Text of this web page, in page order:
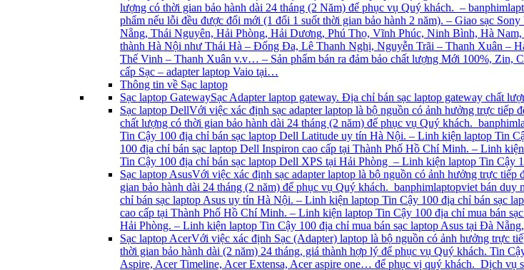
lượng có thời gian bảo hành dài 24 tháng (2 Năm) để phục vụ Quý khách. –
phẩm nếu lỗi đều được đổi mới (1 đổi 1 suốt thời gian bảo hành 2 năm). – Giao sạc
Nẵng, Thái Nguyên, Hải Phòng, Hải Dương, Phú Thọ, Vĩnh Phúc, Ninh Bình, Hà
thành Hà Nội như Thái Hà – Đống Đa, Lê Thanh Nghị, Nguyễn Trãi – Thanh Xuân –
Thế Vinh – Thanh Xuân v.v… – Sản phẩm bán ra đảm bảo chất lượng Mới 100%, Zin,
cấp Sạc – adapter laptop Vaio tại…
Thông tin về Sạc laptop
Sạc laptop GatewaySạc Adapter laptop gateway. Địa chỉ bán sạc laptop gateway chất
Sạc laptop DellVới việc xác định sạc adapter laptop là bộ nguồn có ảnh hưởng trực
chất lượng có thời gian bảo hành dài 24 tháng (2 năm) để phục vụ Quý khách.
Tin Cậy 100 địa chỉ bán sạc laptop Dell Latitude uy tín Hà Nội. – Linh kiện laptop Tin
100 địa chỉ bán sạc laptop Dell Inspiron cao cấp tại Thành Phố Hồ Chí Minh. – Linh
Tin Cậy 100 địa chỉ bán sạc laptop Dell XPS tại Hải Phòng – Linh kiện laptop Tin Cậy
Sạc laptop AsusVới việc xác định sạc adapter laptop là bộ nguồn có ảnh hưởng trực
gian bảo hành dài 24 tháng (2 năm) để phục vụ Quý khách. banphimlaptopviet bán
chỉ bán sạc laptop Asus uy tín Hà Nội. – Linh kiện laptop Tin Cậy 100 địa chỉ bán sạc
cao cấp tại Thành Phố Hồ Chí Minh. – Linh kiện laptop Tin Cậy 100 địa chỉ mua bán
Hải Phòng. – Linh kiện laptop Tin Cậy 100 địa chỉ mua bán sạc laptop Asus tại Đà
Sạc laptop AcerVới việc xác định Sạc (Adapter) laptop là bộ nguồn có ảnh hưởng trực
thời gian bảo hành dài (2 năm) 24 tháng, giá thành hợp lý để phục vụ Quý khách. Tin
Aspire, Acer Timeline, Acer Extensa, Acer aspire one… để phục vị quý khách. Dịch vụ